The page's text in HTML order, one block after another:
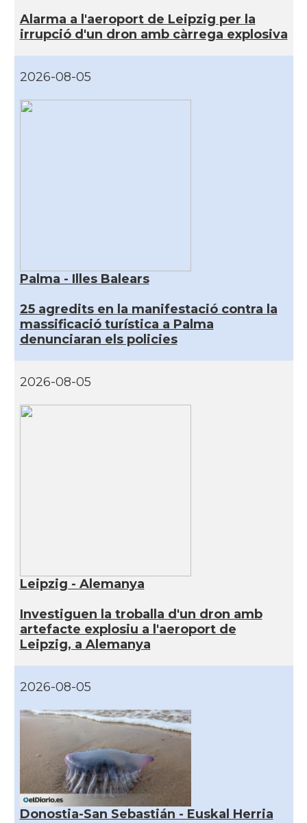
Alarma a l'aeroport de Leipzig per la
irrupció d'un dron amb càrrega explosiva
2026-08-05
Palma - Illes Balears
25 agredits en la manifestació contra la
massificació turística a Palma
denunciaran els policies
2026-08-05
Leipzig - Alemanya
Investiguen la troballa d'un dron amb
artefacte explosiu a l'aeroport de
Leipzig, a Alemanya
2026-08-05
Donostia-San Sebastián - Euskal Herria